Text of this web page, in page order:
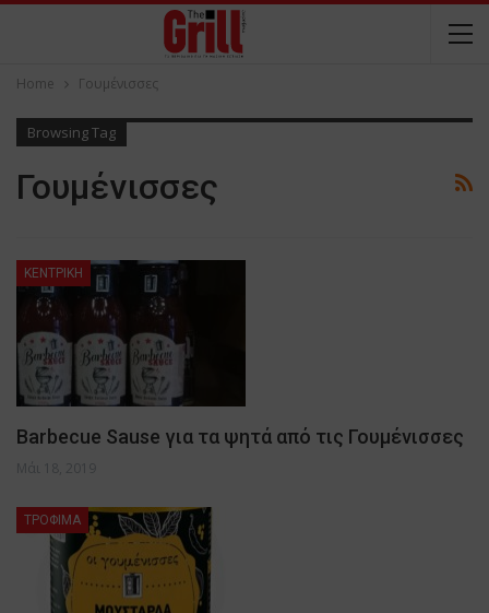
Home Γουμένισσες
Browsing Tag
Γουμένισσες
ΚΕΝΤΡΙΚΗ
Barbecue Sause για τα ψητά από τις Γουμένισσες
Μάι 18, 2019
ΤΡΟΦΙΜΑ